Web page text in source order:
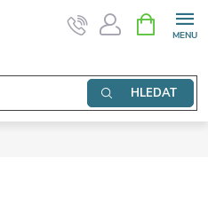
HLEDAT
NÁKUPNÍ
KOŠÍK